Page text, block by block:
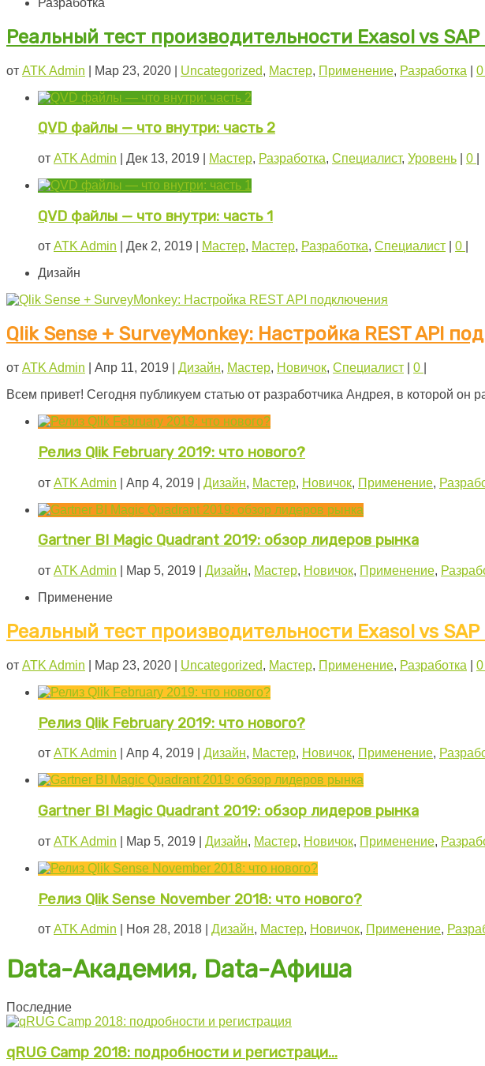
Реальный тест производительности Exasol vs
от ATK Admin Мар 23, 2020 Uncategorized, Мастер, Применение, Разработка 0
QVD файлы — что внутри: часть 2
от ATK Admin Дек 13, 2019 Мастер, Разработка, Специалист, Уровень 0
QVD файлы — что внутри: часть 1
от ATK Admin Дек 2, 2019 Мастер, Мастер, Разработка, Специалист 0
Дизайн
Qlik Sense + SurveyMonkey: Настройка REST API
от ATK Admin Апр 11, 2019 Дизайн, Мастер, Новичок, Специалист 0
Всем привет! Сегодня публикуем статью от разработчика Андрея, в которой он
Релиз Qlik February 2019: что нового?
от ATK Admin Апр 4, 2019 Дизайн, Мастер, Новичок, Применение,
Gartner BI Magic Quadrant 2019: обзор лидеров рынка
от ATK Admin Мар 5, 2019 Дизайн, Мастер, Новичок, Применение,
Применение
Реальный тест производительности Exasol vs
от ATK Admin Мар 23, 2020 Uncategorized, Мастер, Применение, Разработка 0
Релиз Qlik February 2019: что нового?
от ATK Admin Апр 4, 2019 Дизайн, Мастер, Новичок, Применение,
Gartner BI Magic Quadrant 2019: обзор лидеров рынка
от ATK Admin Мар 5, 2019 Дизайн, Мастер, Новичок, Применение,
Релиз Qlik Sense November 2018: что нового?
от ATK Admin Ноя 28, 2018 Дизайн, Мастер, Новичок, Применение,
Data-Академия, Data-Афиша
Последние
qRUG Camp 2018: подробности и регистраци...